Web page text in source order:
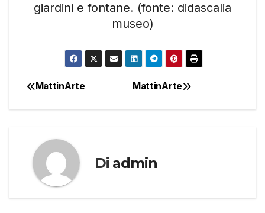
giardini e fontane. (fonte: didascalia
museo)
NavigazioneMattinArte
MattinArte
Di admin